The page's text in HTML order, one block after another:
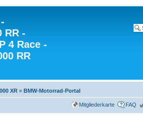
RR -
4 Race -
RR
XR » BMW-Motorrad-Portal
Mitgliederkarte FAQ